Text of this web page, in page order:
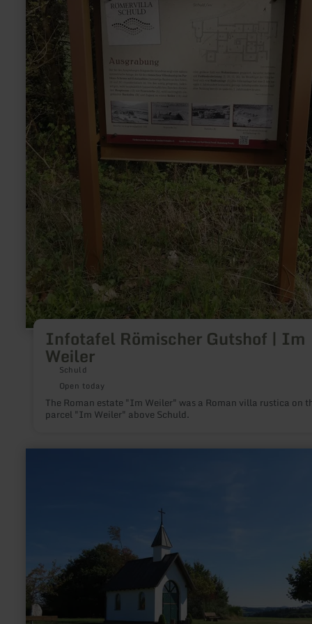
Infotafel Römischer Gutshof | Im
Weiler
Schuld
Open today
The Roman estate "Im Weiler" was a Roman villa rustica on
parcel "Im Weiler" above Schuld.